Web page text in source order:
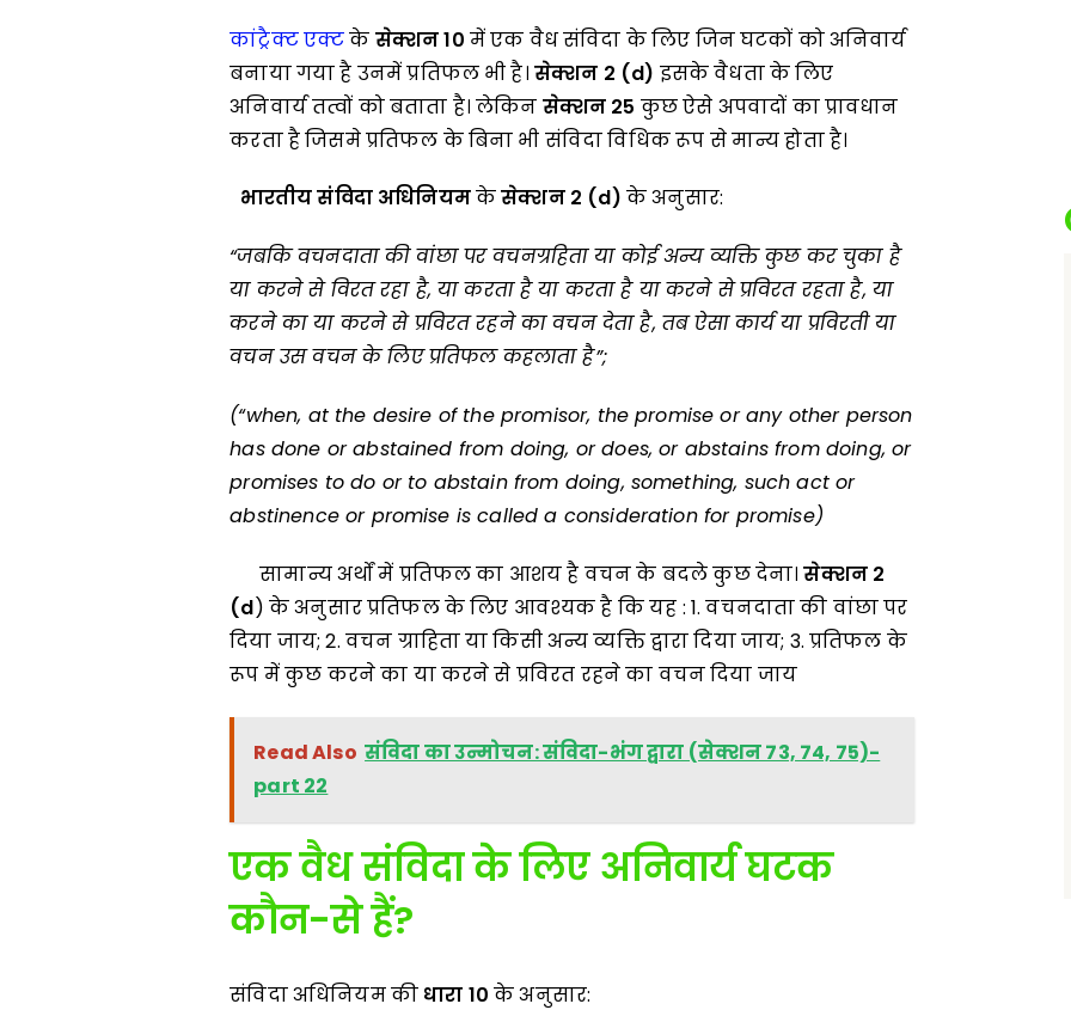
कांट्रैक्ट एक्टके सेक्शन10 में एक वैध संविदा के लिए जिन घटकों को अनिवार्य
बनाया गया है उनमें प्रतिफल भी है। सेक्शन 2 (d) इसके वैधता के लिए
अनिवार्य तत्वों को बताता है। लेकिन सेक्शन 25 कुछ ऐसे अपवादों का प्रावधान
करता है जिसमे प्रतिफल के बिना भी संविदा विधिक रूप से मान्य होता है।
भारतीय संविदा अधिनियमकेसेक्शन 2 (d) के अनुसार:
“जबकि वचनदाता की वांछा पर वचनग्रहिता या कोई अन्य व्यक्ति कुछ कर चुका है
या करने से विरत रहा है,या करता है या करता है या करने से प्रविरत रहता है, या
करने का या करने से प्रविरत रहने का वचन देता है, तब ऐसा कार्य या प्रविरती या
वचन उस वचन के लिए प्रतिफल कहलाता है”;
(“when, at the desire of the promisor, the promise or any other person
has done or abstained from doing, or does, or abstains from doing, or
promises to do or to abstain from doing, something, such act or
abstinence or promise is called a consideration for promise)
सामान्य अर्थों में प्रतिफल का आशय है वचन के बदले कुछ देना।सेक्शन 2
(d) के अनुसार प्रतिफल के लिए आवश्यक है कि यह : 1. वचनदाता की वांछा पर
दिया जाय; 2. वचन ग्राहिता या किसी अन्य व्यक्ति द्वारा दिया जाय; 3. प्रतिफल के
रूप में कुछ करने का या करने से प्रविरत रहने का वचन दिया जाय
Read Also संविदा का उन्मोचन: संविदा-भंग द्वारा (सेक्शन 73, 74, 75)-
part 22
एक वैध संविदा के लिए अनिवार्य घटक
कौन-से हैं?
संविदा अधिनियम की धारा 10 के अनुसार: